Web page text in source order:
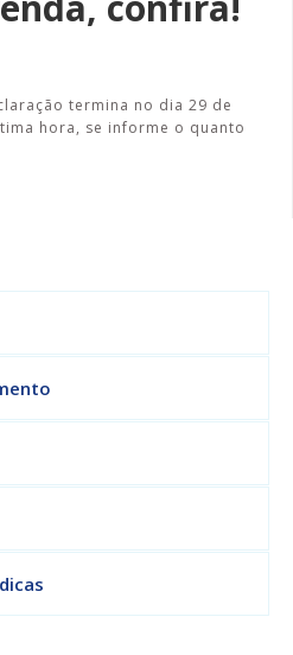
termina no dia 29 de
hora, se informe o quanto